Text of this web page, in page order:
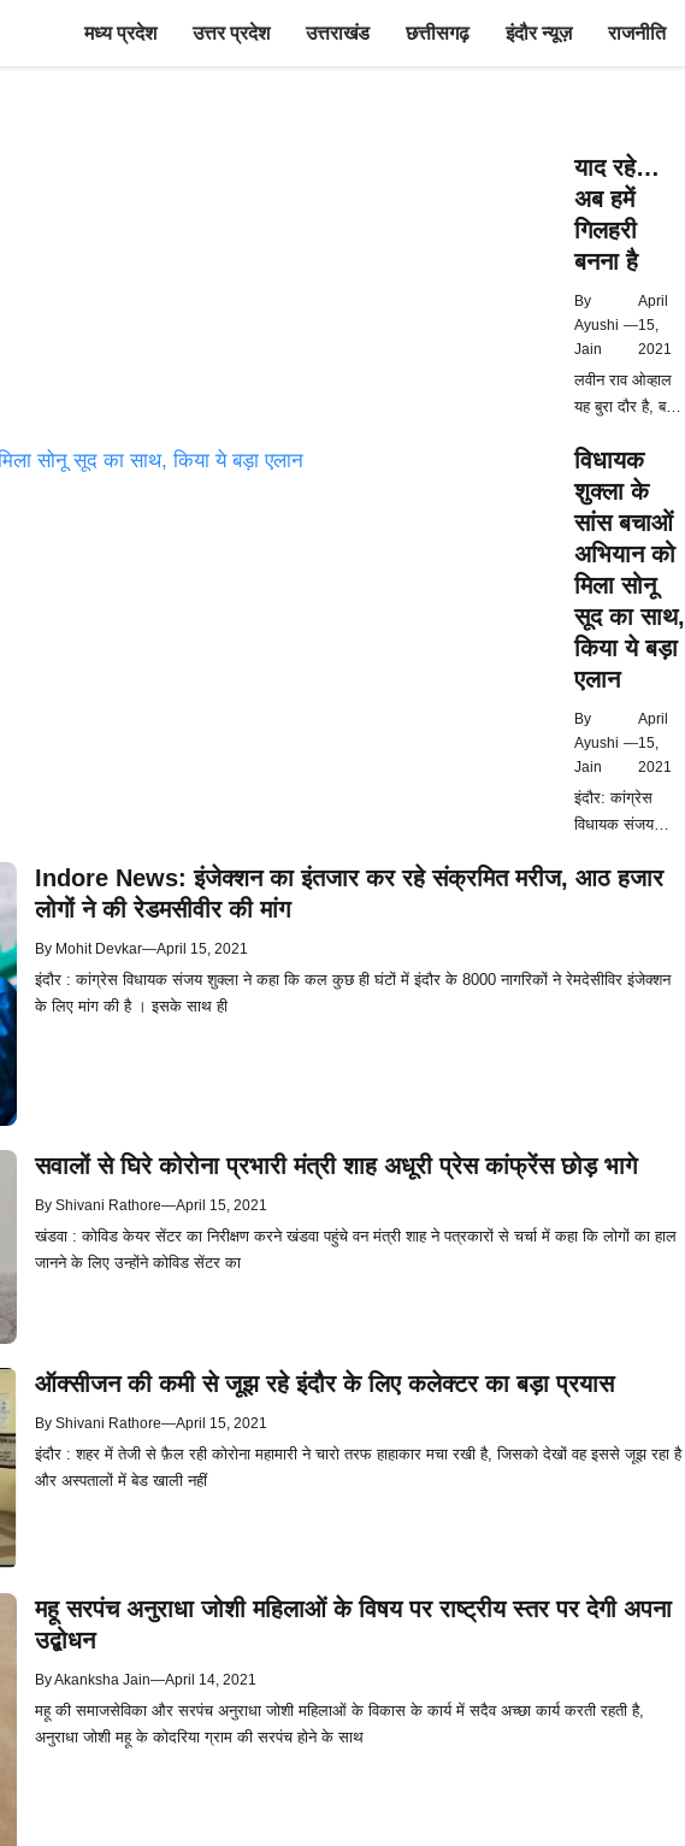
मध्य प्रदेश उत्तर प्रदेश उत्तराखंड छत्तीसगढ़ इंदौर न्यूज़ राजनीति
याद रहे…
अब हमें
गिलहरी
बनना है
By
Ayushi
Jain
—
April
15,
2021
लवीन राव ओव्हाल
यह बुरा दौर है, बहुत
रात तक सिर्फ एक
ही बात, एक ही
जरूरत और अब तो
जवाब भी एक ही –
ठीक
विधायक
शुक्ला के
सांस बचाओं
अभियान को
मिला सोनू
सूद का साथ,
किया ये बड़ा
एलान
By
Ayushi
Jain
—
April
15,
2021
इंदौर: कांग्रेस
विधायक संजय
किए गए कोरोना के
अभिनेता सोनू सूद
Indore News: इंजेक्शन का इंतजार कर रहे संक्रमित मरीज, आठ हजार
लोगों ने की रेडमसीवीर की मांग
By Mohit Devkar—April 15, 2021
इंदौर : कांग्रेस विधायक संजय शुक्ला ने कहा कि कल कुछ ही घंटों में इंदौर के 8000 नागरिकों ने रेमदेसीविर इंजेक्शन
के लिए मांग की है । इसके साथ ही
सवालों से घिरे कोरोना प्रभारी मंत्री शाह अधूरी प्रेस कांफ्रेंस छोड़ भागे
By Shivani Rathore—April 15, 2021
खंडवा : कोविड केयर सेंटर का निरीक्षण करने खंडवा पहुंचे वन मंत्री शाह ने पत्रकारों से चर्चा में कहा कि लोगों का हाल
जानने के लिए उन्होंने कोविड सेंटर का
ऑक्सीजन की कमी से जूझ रहे इंदौर के लिए कलेक्टर का बड़ा प्रयास
By Shivani Rathore—April 15, 2021
इंदौर : शहर में तेजी से फ़ैल रही कोरोना महामारी ने चारो तरफ हाहाकार मचा रखी है, जिसको देखों वह इससे जूझ रहा है
और अस्पतालों में बेड खाली नहीं
महू सरपंच अनुराधा जोशी महिलाओं के विषय पर राष्ट्रीय स्तर पर देगी अपना
उद्बोधन
ByAkanksha Jain—April 14, 2021
महू की समाजसेविका और सरपंच अनुराधा जोशी महिलाओं के विकास के कार्य में सदैव अच्छा कार्य करती रहती है,
अनुराधा जोशी महू के कोदरिया ग्राम की सरपंच होने के साथ